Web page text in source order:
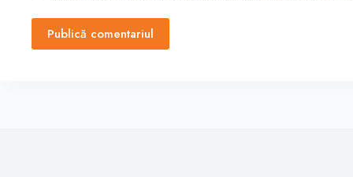
Publică comentariul